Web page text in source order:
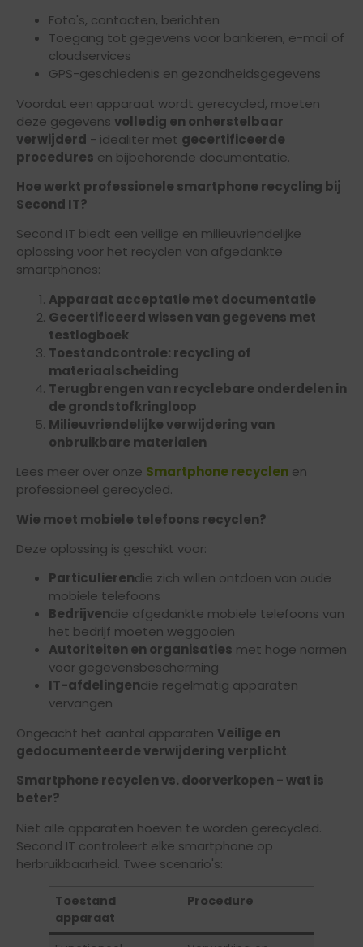
Foto's, contacten, berichten
Toegang tot gegevens voor bankieren, e-mail of
cloudservices
GPS-geschiedenis en gezondheidsgegevens
Voordat een apparaat wordt gerecycled, moeten
deze gegevens volledig en onherstelbaar
verwijderd - idealiter met gecertificeerde
procedures en bijbehorende documentatie.
Hoe werkt professionele smartphone recycling bij
Second IT?
Second IT biedt een veilige en milieuvriendelijke
oplossing voor het recyclen van afgedankte
smartphones:
Apparaat acceptatie met documentatie
Gecertificeerd wissen van gegevens met
testlogboek
Toestandcontrole: recycling of
materiaalscheiding
Terugbrengen van recyclebare onderdelen in
de grondstofkringloop
Milieuvriendelijke verwijdering van
onbruikbare materialen
Lees meer over onze Smartphone recyclen en
professioneel gerecycled.
Wie moet mobiele telefoons recyclen?
Deze oplossing is geschikt voor:
Particulierendie zich willen ontdoen van oude
mobiele telefoons
Bedrijvendie afgedankte mobiele telefoons van
het bedrijf moeten weggooien
Autoriteiten en organisaties met hoge normen
voor gegevensbescherming
IT-afdelingendie regelmatig apparaten
vervangen
Ongeacht het aantal apparaten Veilige en
gedocumenteerde verwijdering verplicht.
Smartphone recyclen vs. doorverkopen - wat is
beter?
Niet alle apparaten hoeven te worden gerecycled.
Second IT controleert elke smartphone op
herbruikbaarheid. Twee scenario's:
Toestand
apparaat
Procedure